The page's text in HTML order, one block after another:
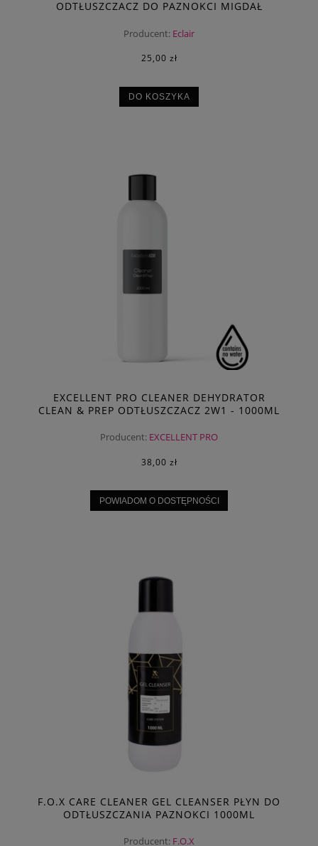
ODTŁUSZCZACZ DO PAZNOKCI MIGDAŁ
Producent: Eclair
25,00 zł
DO KOSZYKA
EXCELLENT PRO CLEANER DEHYDRATOR
CLEAN & PREP ODTŁUSZCZACZ 2W1 - 1000ML
Producent: EXCELLENT PRO
38,00 zł
POWIADOM O DOSTĘPNOŚCI
F.O.X CARE CLEANER GEL CLEANSER PŁYN DO
ODTŁUSZCZANIA PAZNOKCI 1000ML
Producent: F.O.X